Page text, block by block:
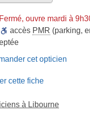
Fermé, ouvre mardi à
accès PMR (parking,
cet opticien
cette fiche
à Libourne